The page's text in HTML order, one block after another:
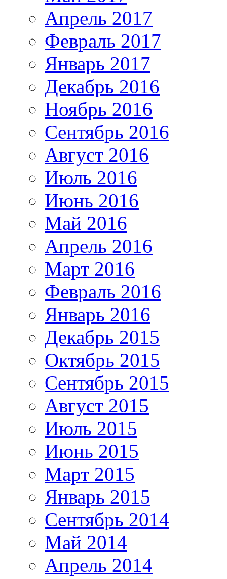
Апрель 2017
Февраль 2017
Январь 2017
Декабрь 2016
Ноябрь 2016
Сентябрь 2016
Август 2016
Июль 2016
Июнь 2016
Май 2016
Апрель 2016
Март 2016
Февраль 2016
Январь 2016
Декабрь 2015
Октябрь 2015
Сентябрь 2015
Август 2015
Июль 2015
Июнь 2015
Март 2015
Январь 2015
Сентябрь 2014
Май 2014
Апрель 2014